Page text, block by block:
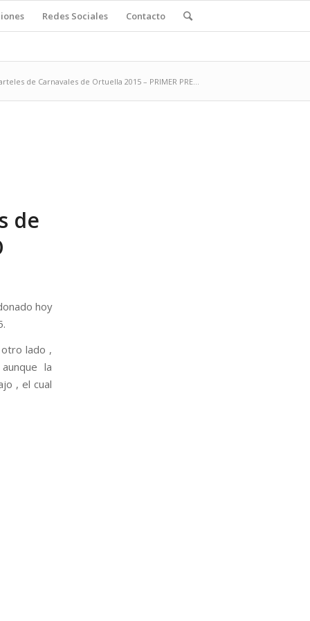
Redes Sociales Contacto
de Carnavales de Ortuella 2015 – PRIMER PRE...
de
hoy
lado ,
la
, el cual